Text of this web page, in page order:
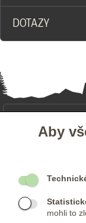
Aby
mohli to
DOTAZY
- NEWSLETTER
KONTAKTY: